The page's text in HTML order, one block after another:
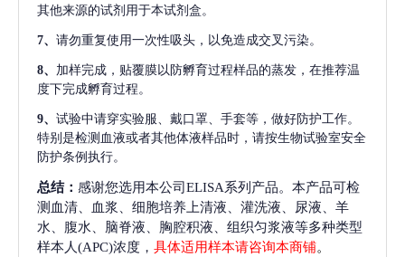
其他来源的试剂用于本试剂盒。
7、 请勿重复使用一次性吸头，以免造成交叉污染。
8、 加样完成，贴覆膜以防孵育过程样品的蒸发，在推荐温
度下完成孵育过程。
9、 试验中请穿实验服、戴口罩、手套等，做好防护工作。
特别是检测血液或者其他体液样品时，请按生物试验室安全
防护条例执行。
总结： 感谢您选用本公司ELISA系列产品。本产品可检
测血清、血浆、细胞培养上清液、灌洗液、尿液、羊
水、腹水、脑脊液、胸腔积液、组织匀浆液等多种类型
样本人(APC)浓度， 具体适用样本请咨询本商铺。